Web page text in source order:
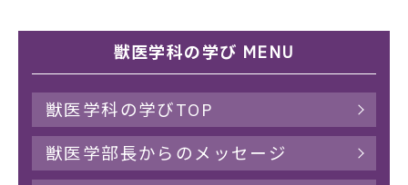
獣医学科の学び MENU
獣医学科の学びTOP
獣医学部長からのメッセージ